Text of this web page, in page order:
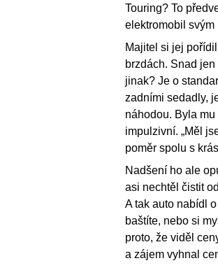
Touring? To
elektromobil svým
Majitel si jej
brzdách. Snad
jinak? Je o
zadními sedadly,
náhodou. Byla
impulzivní. „Měl
poměr spolu s
Nadšení ho ale
asi nechtěl čistit
A tak auto nabídl
baštíte, nebo si
proto, že viděl
a zájem vyhnal